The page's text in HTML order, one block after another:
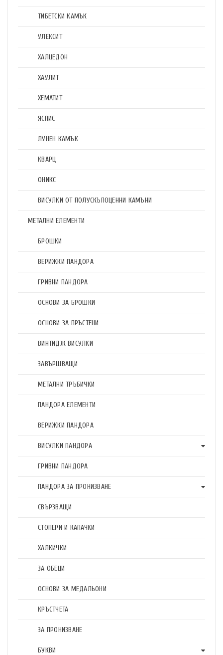
ТИБЕТСКИ КАМЪК
УЛЕКСИТ
ХАЛЦЕДОН
ХАУЛИТ
ХЕМАТИТ
ЯСПИС
ЛУНЕН КАМЪК
КВАРЦ
ОНИКС
ВИСУЛКИ ОТ ПОЛУСКЪПОЦЕННИ КАМЪНИ
МЕТАЛНИ ЕЛЕМЕНТИ
БРОШКИ
ВЕРИЖКИ ПАНДОРА
ГРИВНИ ПАНДОРА
ОСНОВИ ЗА БРОШКИ
ОСНОВИ ЗА ПРЪСТЕНИ
ВИНТИДЖ ВИСУЛКИ
ЗАВЪРШВАЩИ
МЕТАЛНИ ТРЪБИЧКИ
ПАНДОРА ЕЛЕМЕНТИ
ВЕРИЖКИ ПАНДОРА
ВИСУЛКИ ПАНДОРА
ГРИВНИ ПАНДОРА
ПАНДОРА ЗА ПРОНИЗВАНЕ
СВЪРЗВАЩИ
СТОПЕРИ И КАПАЧКИ
ХАЛКИЧКИ
ЗА ОБЕЦИ
ОСНОВИ ЗА МЕДАЛЬОНИ
КРЪСТЧЕТА
ЗА ПРОНИЗВАНЕ
БУКВИ